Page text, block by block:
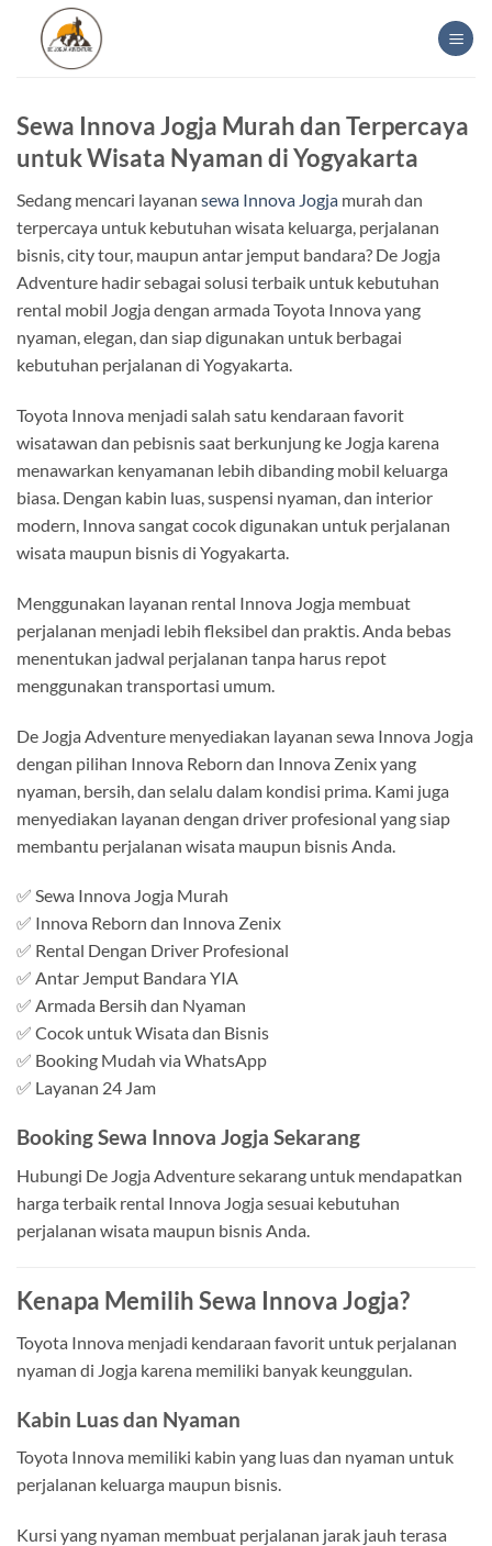
content
Sewa Innova Jogja Murah dan Terpercaya
untuk Wisata Nyaman di Yogyakarta
Sedang mencari layanan sewa Innova Jogja murah dan
terpercaya untuk kebutuhan wisata keluarga, perjalanan
bisnis, city tour, maupun antar jemput bandara? De Jogja
Adventure hadir sebagai solusi terbaik untuk kebutuhan
rental mobil Jogja dengan armada Toyota Innova yang
nyaman, elegan, dan siap digunakan untuk berbagai
kebutuhan perjalanan di Yogyakarta.
Toyota Innova menjadi salah satu kendaraan favorit
wisatawan dan pebisnis saat berkunjung ke Jogja karena
menawarkan kenyamanan lebih dibanding mobil keluarga
biasa. Dengan kabin luas, suspensi nyaman, dan interior
modern, Innova sangat cocok digunakan untuk perjalanan
wisata maupun bisnis di Yogyakarta.
Menggunakan layanan rental Innova Jogja membuat
perjalanan menjadi lebih fleksibel dan praktis. Anda bebas
menentukan jadwal perjalanan tanpa harus repot
menggunakan transportasi umum.
De Jogja Adventure menyediakan layanan sewa Innova Jogja
dengan pilihan Innova Reborn dan Innova Zenix yang
nyaman, bersih, dan selalu dalam kondisi prima. Kami juga
menyediakan layanan dengan driver profesional yang siap
membantu perjalanan wisata maupun bisnis Anda.
✅ Sewa Innova Jogja Murah
✅ Innova Reborn dan Innova Zenix
✅ Rental Dengan Driver Profesional
✅ Antar Jemput Bandara YIA
✅ Armada Bersih dan Nyaman
✅ Cocok untuk Wisata dan Bisnis
✅ Booking Mudah via WhatsApp
✅ Layanan 24 Jam
Booking Sewa Innova Jogja Sekarang
Hubungi De Jogja Adventure sekarang untuk mendapatkan
harga terbaik rental Innova Jogja sesuai kebutuhan
perjalanan wisata maupun bisnis Anda.
Kenapa Memilih Sewa Innova Jogja?
Toyota Innova menjadi kendaraan favorit untuk perjalanan
nyaman di Jogja karena memiliki banyak keunggulan.
Kabin Luas dan Nyaman
Toyota Innova memiliki kabin yang luas dan nyaman untuk
perjalanan keluarga maupun bisnis.
Kursi yang nyaman membuat perjalanan jarak jauh terasa